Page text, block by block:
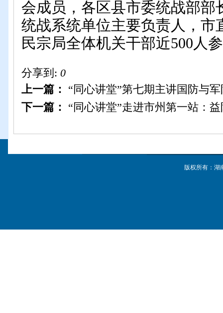
会成员，各区县市委统战部部
统战系统单位主要负责人，市
民宗局全体机关干部近500 人
分享到: 0
上一篇： “同心讲堂”第七期主讲国防与
下一篇： “同心讲堂”走进市州第一站：益
版权所有：湖